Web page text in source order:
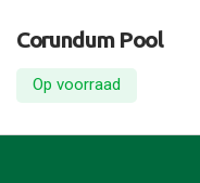
Corundum Pool
Op voorraad